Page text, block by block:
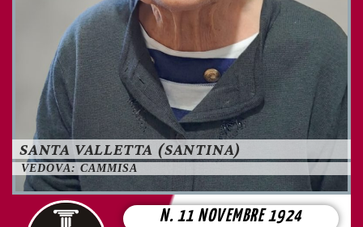
SANTA VALLETTA (SANTINA)
VEDOVA: CAMMISA
N. 11 NOVEMBRE 1924